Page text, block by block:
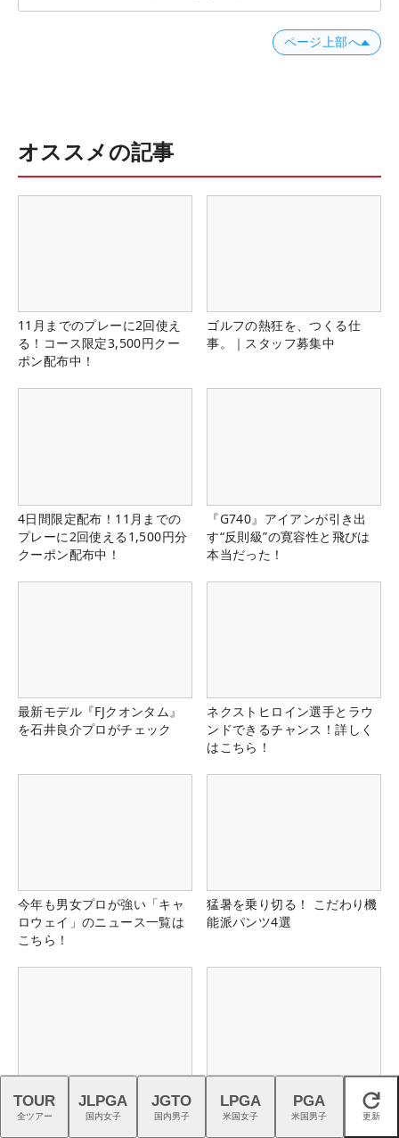
ページ上部へ
オススメの記事
11月までのプレーに2回使え
る！コース限定3,500円クー
ポン配布中！
ゴルフの熱狂を、つくる仕
事。｜スタッフ募集中
4日間限定配布！11月までの
プレーに2回使える1,500円分
クーポン配布中！
『G740』アイアンが引き出
す“反則級”の寛容性と飛びは
本当だった！
最新モデル『FJクオンタム』
を石井良介プロがチェック
ネクストヒロイン選手とラウ
ンドできるチャンス！詳しく
はこちら！
今年も男女プロが強い「キャ
ロウェイ」のニュース一覧は
こちら！
猛暑を乗り切る！ こだわり機
能派パンツ4選
新『TENSEIオレンジ』はドラ
イバーシャフトの“最適解”
プロギアの「4層フェース」が
切り開く高初速ドライバーの
新時代
閉じる
TOUR
全ツアー
JLPGA
国内女子
JGTO
国内男子
LPGA
米国女子
PGA
米国男子 更新